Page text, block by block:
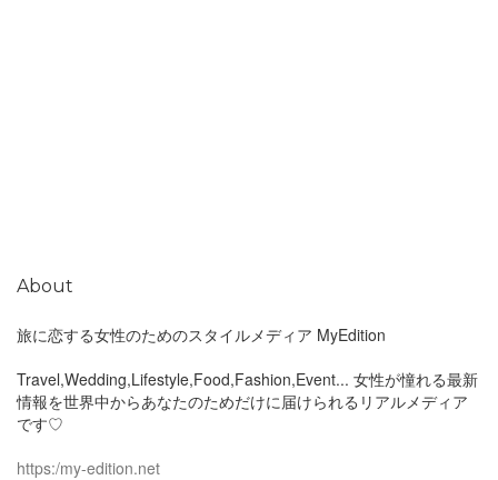
About
旅に恋する女性のためのスタイルメディア MyEdition
Travel,Wedding,Lifestyle,Food,Fashion,Event... 女性が憧れる最新
情報を世界中からあなたのためだけに届けられるリアルメディア
です♡
https:/my-edition.net